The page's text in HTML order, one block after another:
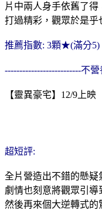
片中兩人身手依舊了得
打過精彩，觀眾於是乎
推薦指數: 3顆★(滿分5)
--------------------------不
【靈異豪宅】12/9上映
超短評:
全片營造出不錯的懸疑
劇情也刻意將觀眾引導
然後再來個大逆轉式的